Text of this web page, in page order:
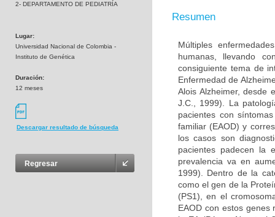
2- DEPARTAMENTO DE PEDIATRÍA
Lugar:
Universidad Nacional de Colombia -
Instituto de Genética
Duración:
12 meses
Descargar resultado de búsqueda
Regresar
Resumen
Múltiples
humanas, llevando
consiguiente tema de
Enfermedad de
Alois Alzheimer, desde
J.C., 1999). La
pacientes con
familiar (EAOD) y
los casos son
pacientes padecen la
prevalencia va en
1999). Dentro de la
como el gen de la
(PS1), en el
EAOD con estos